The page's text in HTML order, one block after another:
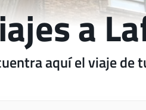
a
aquí el viaje de